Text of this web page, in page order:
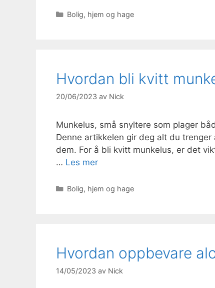
Kategorier
Bolig, hjem og hage
Hvordan bli kvitt
20/06/2023 av Nick
Munkelus, små snyltere som plager
Denne artikkelen gir deg alt du
dem. For å bli kvitt munkelus, er det
… Les mer
Kategorier
Bolig, hjem og hage
Hvordan oppbevare
14/05/2023 av Nick